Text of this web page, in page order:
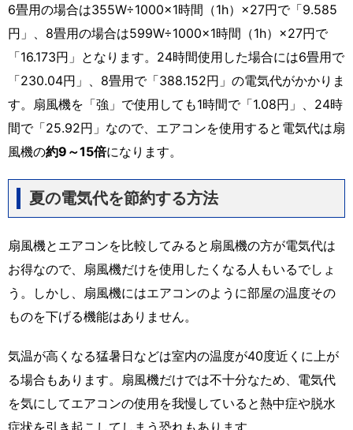
6畳用の場合は355W÷1000×1時間（1h）×27円で「9.585
円」、8畳用の場合は599W÷1000×1時間（1h）×27円で
「16.173円」となります。24時間使用した場合には6畳用で
「230.04円」、8畳用で「388.152円」の電気代がかかりま
す。扇風機を「強」で使用しても1時間で「1.08円」、24時
間で「25.92円」なので、エアコンを使用すると電気代は扇
風機の約9～15倍になります。
夏の電気代を節約する方法
扇風機とエアコンを比較してみると扇風機の方が電気代は
お得なので、扇風機だけを使用したくなる人もいるでしょ
う。しかし、扇風機にはエアコンのように部屋の温度その
ものを下げる機能はありません。
気温が高くなる猛暑日などは室内の温度が40度近くに上が
る場合もあります。扇風機だけでは不十分なため、電気代
を気にしてエアコンの使用を我慢していると熱中症や脱水
症状を引き起こしてしまう恐れもあります。